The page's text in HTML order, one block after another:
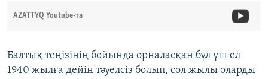
AZATTYQ Youtube-та
Балтық теңізінің бойында орналасқан бұл үш ел
1940 жылға дейін тәуелсіз болып, сол жылы оларды